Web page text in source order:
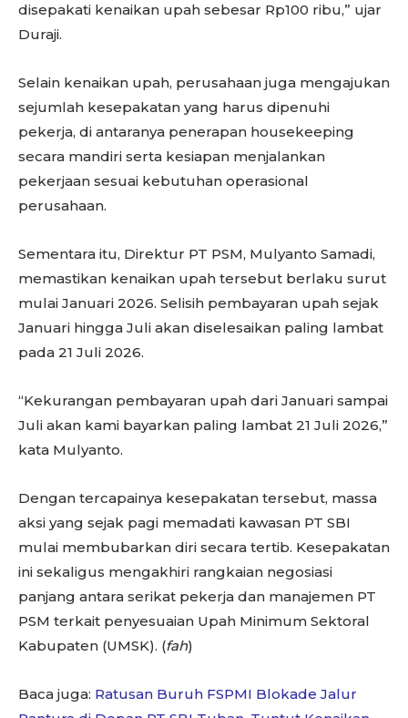
disepakati kenaikan upah sebesar Rp100 ribu,” ujar
Duraji.
Selain kenaikan upah, perusahaan juga mengajukan
sejumlah kesepakatan yang harus dipenuhi
pekerja, di antaranya penerapan housekeeping
secara mandiri serta kesiapan menjalankan
pekerjaan sesuai kebutuhan operasional
perusahaan.
Sementara itu, Direktur PT PSM, Mulyanto Samadi,
memastikan kenaikan upah tersebut berlaku surut
mulai Januari 2026. Selisih pembayaran upah sejak
Januari hingga Juli akan diselesaikan paling lambat
pada 21 Juli 2026.
“Kekurangan pembayaran upah dari Januari sampai
Juli akan kami bayarkan paling lambat 21 Juli 2026,”
kata Mulyanto.
Dengan tercapainya kesepakatan tersebut, massa
aksi yang sejak pagi memadati kawasan PT SBI
mulai membubarkan diri secara tertib. Kesepakatan
ini sekaligus mengakhiri rangkaian negosiasi
panjang antara serikat pekerja dan manajemen PT
PSM terkait penyesuaian Upah Minimum Sektoral
Kabupaten (UMSK). (fah)
Baca juga: Ratusan Buruh FSPMI Blokade Jalur